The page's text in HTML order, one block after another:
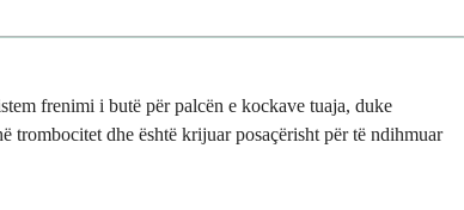
frenimi i butë për palcën e kockave tuaja, duke
trombocitet dhe është krijuar posaçërisht për të ndihmuar